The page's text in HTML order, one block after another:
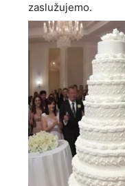
zaslužujemo.